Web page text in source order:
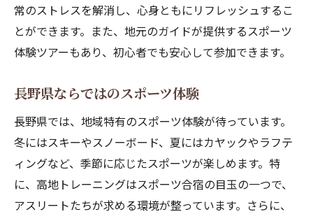
常のストレスを解消し、心身ともにリフレッシュするこ
とができます。また、地元のガイドが提供するスポーツ
体験ツアーもあり、初心者でも安心して参加できます。
長野県ならではのスポーツ体験
長野県では、地域特有のスポーツ体験が待っています。
冬にはスキーやスノーボード、夏にはカヤックやラフテ
ィングなど、季節に応じたスポーツが楽しめます。特
に、高地トレーニングはスポーツ合宿の目玉の一つで、
アスリートたちが求める環境が整っています。さらに、